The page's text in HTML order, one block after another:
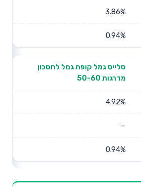
3.86%
0.94%
סלייס גמל קופת גמל לחסכון
מדרגות 50-60
4.92%
—
0.94%